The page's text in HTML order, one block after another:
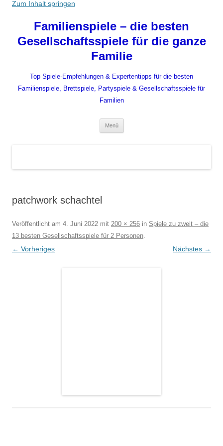
Zum Inhalt springen
Familienspiele – die besten
Gesellschaftsspiele für die ganze
Familie
Top Spiele-Empfehlungen & Expertentipps für die besten
Familienspiele, Brettspiele, Partyspiele & Gesellschaftsspiele für
Familien
Menü
patchwork schachtel
Veröffentlicht am 4. Juni 2022 mit 200 × 256 in Spiele zu zweit – die
13 besten Gesellschaftsspiele für 2 Personen.
← Vorheriges Nächstes →